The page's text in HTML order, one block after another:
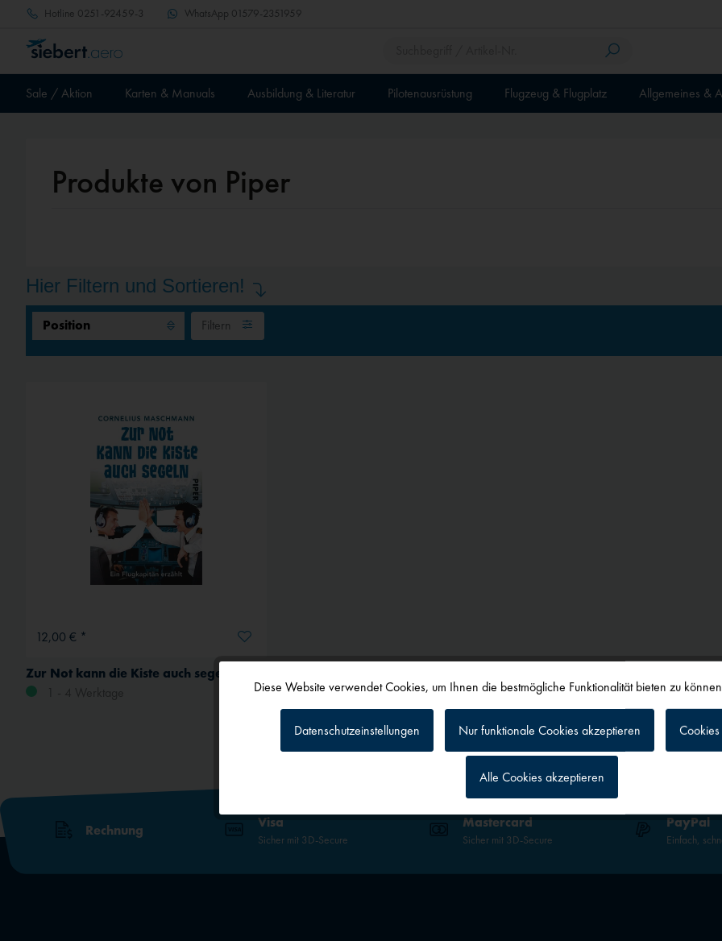
Hotline 0251-92459-3 WhatsApp 01579-2351959
Sale / Aktion Karten & Manuals Ausbildung & Literatur Pilotenausrüstung Flugzeug & Flugplatz Allgemeines &
Produkte von Piper
Hier Filtern und Sortieren!
Filtern
12,00 € *
Zur Not kann die Kiste auch segeln
Rechnung Visa
Sicher mit 3D-Secure
Mastercard
Sicher mit 3D-Secure
PayPal
Einfach,
Tracking
Diese Website verwendet Cookies, um Ihnen die bestmögliche Funktionalität bieten zu
Datenschutzeinstellungen Nur funktionale Cookies akzeptieren
Alle Cookies akzeptieren